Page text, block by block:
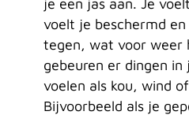
voelt je beschermd
tegen, wat voor weer
gebeuren er dingen in
voelen als kou, wind
Bijvoorbeeld als je